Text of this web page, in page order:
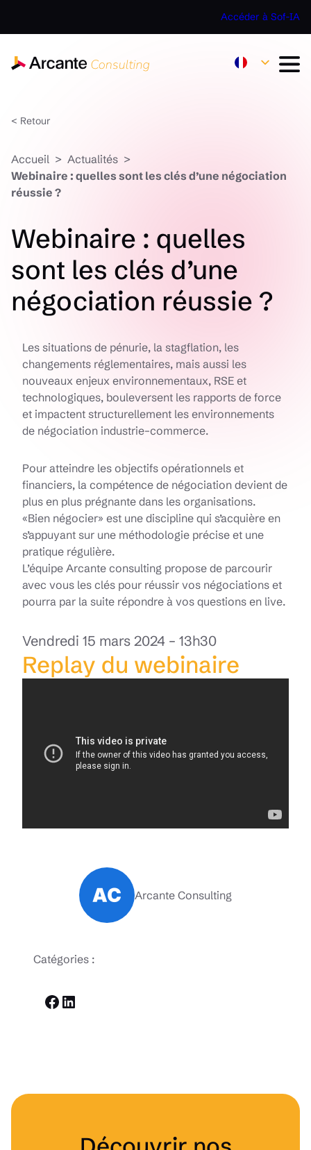
Accéder à Sof-IA
< Retour
Accueil
Actualités
Webinaire : quelles sont les clés d’une négociation
réussie ?
Webinaire : quelles
sont les clés d’une
négociation réussie ?
Les situations de pénurie, la stagflation, les
changements réglementaires, mais aussi les
nouveaux enjeux environnementaux, RSE et
technologiques, bouleversent les rapports de force
et impactent structurellement les environnements
de négociation industrie–commerce.
Pour atteindre les objectifs opérationnels et
financiers, la compétence de négociation devient de
plus en plus prégnante dans les organisations.
«Bien négocier» est une discipline qui s’acquière en
s’appuyant sur une méthodologie précise et une
pratique régulière.
L’équipe Arcante consulting propose de parcourir
avec vous les clés pour réussir vos négociations et
pourra par la suite répondre à vos questions en live.
Vendredi 15 mars 2024 – 13h30
Replay du webinaire
Arcante Consulting
Catégories :
Facebook
LinkedIn